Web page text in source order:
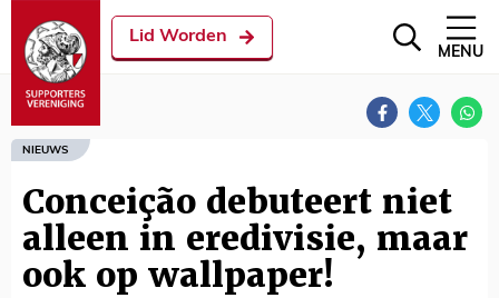
Lid Worden
MENU
NIEUWS
Conceição debuteert niet
alleen in eredivisie, maar
ook op wallpaper!